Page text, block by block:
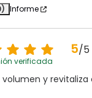
Informe
5/5
verificada
y revitaliza